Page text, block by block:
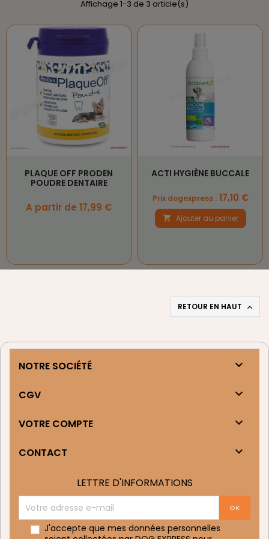
Affichage 1-3 de 3 article(s)
PLAQUE OFF PRODEN
POUDRE DENTAIRE
Prix
A partir de 17,99 €
ACTI HYGIÈNE BUCCALE
Prix
Prix dogexpress :17,10 €
 Ajouter au panier
RETOUR EN HAUT 
NOTRE SOCIÉTÉ 
CGV 
VOTRE COMPTE 
CONTACT 
LETTRE D'INFORMATIONS
J'accepte que mes données personnelles